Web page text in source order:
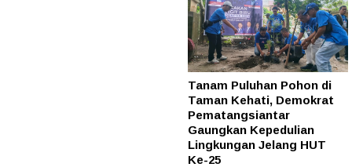
Tanam Puluhan Pohon di
Taman Kehati, Demokrat
Pematangsiantar
Gaungkan Kepedulian
Lingkungan Jelang HUT
Ke-25